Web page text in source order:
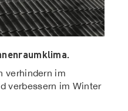
verhindern im
verbessern im Winter